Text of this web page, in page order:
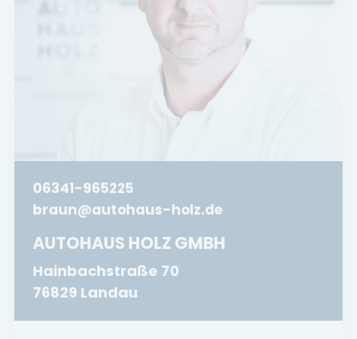
06341-965225
braun@autohaus-holz.de
AUTOHAUS HOLZ GMBH
Hainbachstraße 70
76829 Landau